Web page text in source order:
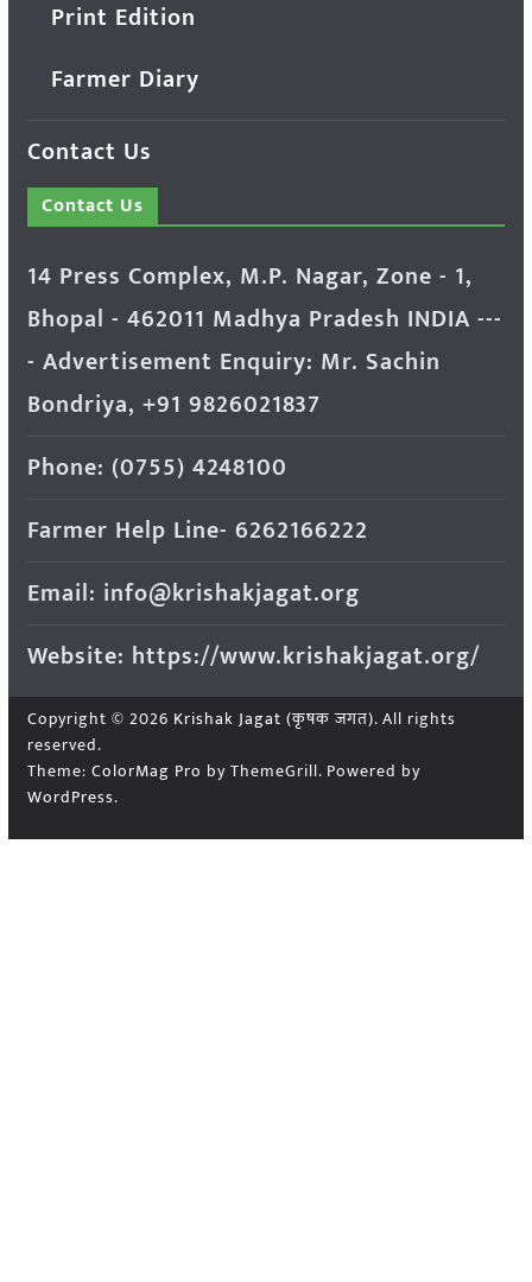
Print Edition
Farmer Diary
Contact Us
Contact Us
14 Press Complex, M.P. Nagar, Zone - 1,
Bhopal - 462011 Madhya Pradesh INDIA ---
- Advertisement Enquiry: Mr. Sachin
Bondriya, +91 9826021837
Phone: (0755) 4248100
Farmer Help Line- 6262166222
Email: info@krishakjagat.org
Website: https://www.krishakjagat.org/
Copyright © 2026 Krishak Jagat (कृषक जगत). All rights
reserved.
Theme: ColorMag Pro by ThemeGrill. Powered by
WordPress.